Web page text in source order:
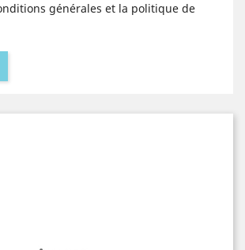
générales et la politique de